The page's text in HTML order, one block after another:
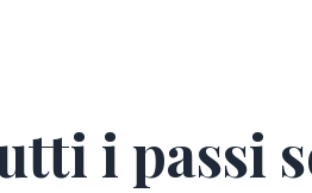
i passi